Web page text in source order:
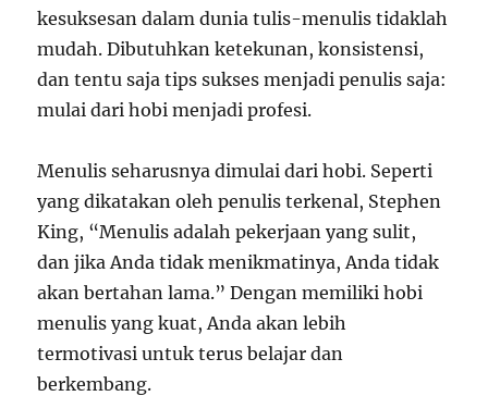
kesuksesan dalam dunia tulis-menulis tidaklah
mudah. Dibutuhkan ketekunan, konsistensi,
dan tentu saja tips sukses menjadi penulis saja:
mulai dari hobi menjadi profesi.
Menulis seharusnya dimulai dari hobi. Seperti
yang dikatakan oleh penulis terkenal, Stephen
King, “Menulis adalah pekerjaan yang sulit,
dan jika Anda tidak menikmatinya, Anda tidak
akan bertahan lama.” Dengan memiliki hobi
menulis yang kuat, Anda akan lebih
termotivasi untuk terus belajar dan
berkembang.